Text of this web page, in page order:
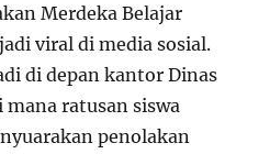
Merdeka Belajar
viral di media sosial.
di depan kantor Dinas
ratusan siswa
penolakan